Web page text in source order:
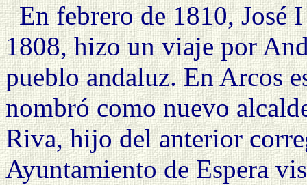
En febrero de 1810, José
1808, hizo un viaje por
pueblo andaluz. En Arcos
nombró como nuevo
Riva, hijo del anterior
Ayuntamiento de Espera